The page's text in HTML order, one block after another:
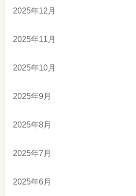
2025年12月
2025年11月
2025年10月
2025年9月
2025年8月
2025年7月
2025年6月